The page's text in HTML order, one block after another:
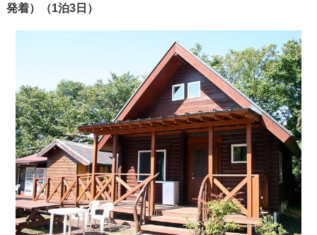
発着）（1泊3日）